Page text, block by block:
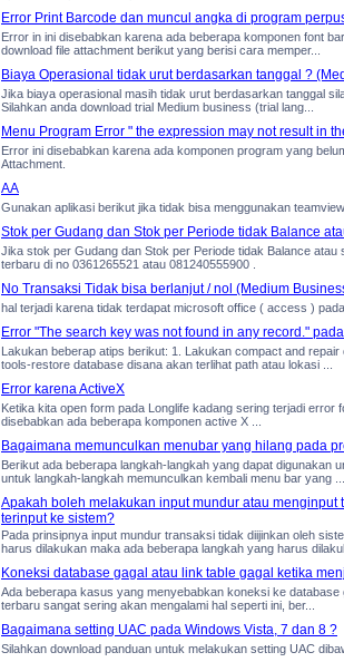
Error Print Barcode dan muncul angka di program
Error in ini disebabkan karena ada beberapa komponen font
download file attachment berikut yang berisi cara memper...
Biaya Operasional tidak urut berdasarkan tanggal ?
Jika biaya operasional masih tidak urut berdasarkan tanggal
Silahkan anda download trial Medium business (trial lang...
Menu Program Error " the expression may not result in
Error ini disebabkan karena ada komponen program yang
Attachment.
AA
Gunakan aplikasi berikut jika tidak bisa menggunakan
Stok per Gudang dan Stok per Periode tidak Balance
Jika stok per Gudang dan Stok per Periode tidak Balance
terbaru di no 0361265521 atau 081240555900 .
No Transaksi Tidak bisa berlanjut / nol (Medium
hal terjadi karena tidak terdapat microsoft office ( access )
Error "The search key was not found in any record."
Lakukan beberap atips berikut: 1. Lakukan compact and
tools-restore database disana akan terlihat path atau lokasi ...
Error karena ActiveX
Ketika kita open form pada Longlife kadang sering terjadi
disebabkan ada beberapa komponen active X ...
Bagaimana memunculkan menubar yang hilang pada
Berikut ada beberapa langkah-langkah yang dapat digunakan
untuk langkah-langkah memunculkan kembali menu bar yang ...
Apakah boleh melakukan input mundur atau
terinput ke sistem?
Pada prinsipnya input mundur transaksi tidak diijinkan oleh
harus dilakukan maka ada beberapa langkah yang harus
Koneksi database gagal atau link table gagal ketika
Ada beberapa kasus yang menyebabkan koneksi ke
terbaru sangat sering akan mengalami hal seperti ini, ber...
Bagaimana setting UAC pada Windows Vista, 7 dan 8 ?
Silahkan download panduan untuk melakukan setting UAC